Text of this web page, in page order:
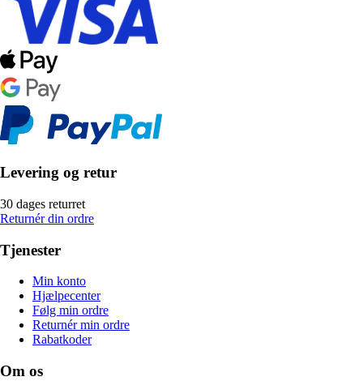
Levering og retur
30 dages returret
Returnér din ordre
Tjenester
Min konto
Hjælpecenter
Følg min ordre
Returnér min ordre
Rabatkoder
Om os